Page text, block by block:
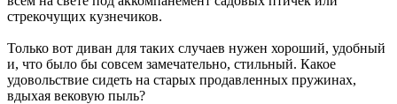
стрекочущих кузнечиков.
Только вот диван для таких случаев нужен хороший, удобный
и, что было бы совсем замечательно, стильный. Какое
удовольствие сидеть на старых продавленных пружинах,
вдыхая вековую пыль?